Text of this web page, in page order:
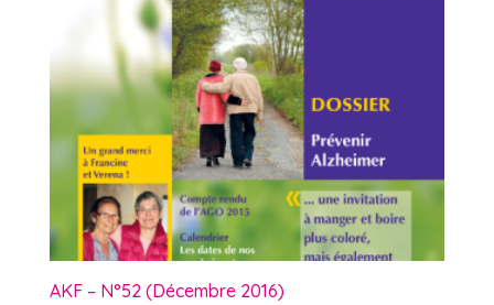
AKF – N°52 (Décembre 2016)